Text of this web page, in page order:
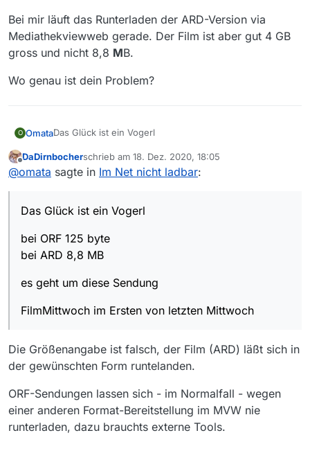
Bei mir läuft das Runterladen der ARD-Version via
Mediathekviewweb gerade. Der Film ist aber gut 4 GB
gross und nicht 8,8 MB.
Wo genau ist dein Problem?
O OmataDas Glück ist ein Vogerl
bei ORF 125 byte
bei ARD 8,8 MB
FilmMittwoch im Ersten von letzten Mittwoch
Offline
DaDirnbocherschrieb am 18. Dez. 2020, 18:05
zuletzt editiert von
@omata sagte in Im Net nicht ladbar:
Das Glück ist ein Vogerl
bei ORF 125 byte
bei ARD 8,8 MB
es geht um diese Sendung
FilmMittwoch im Ersten von letzten Mittwoch
Die Größenangabe ist falsch, der Film (ARD) läßt sich in
der gewünschten Form runtelanden.
ORF-Sendungen lassen sich - im Normalfall - wegen
einer anderen Format-Bereitstellung im MVW nie
runterladen, dazu brauchts externe Tools.